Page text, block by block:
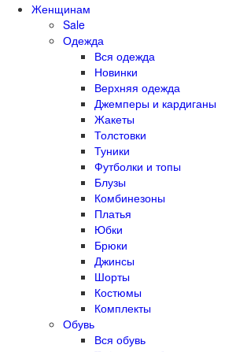
Женщинам
Sale
Одежда
Вся одежда
Новинки
Верхняя одежда
Джемперы и кардиганы
Жакеты
Толстовки
Туники
Футболки и топы
Блузы
Комбинезоны
Платья
Юбки
Брюки
Джинсы
Шорты
Костюмы
Комплекты
Обувь
Вся обувь